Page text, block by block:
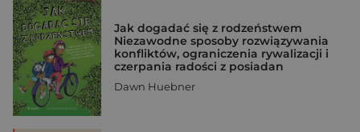
Jak dogadać się z rodzeństwem
Niezawodne sposoby rozwiązywania
konfliktów, ograniczenia rywalizacji i
czerpania radości z posiadan
Dawn Huebner